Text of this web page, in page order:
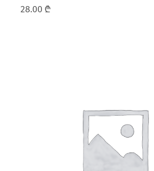
28.00 ₾